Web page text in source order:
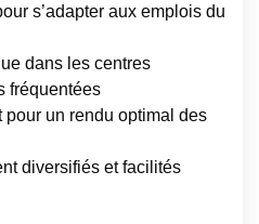
s’adapter aux emplois du
dans les centres
fréquentées
pour un rendu optimal des
diversifiés et facilités